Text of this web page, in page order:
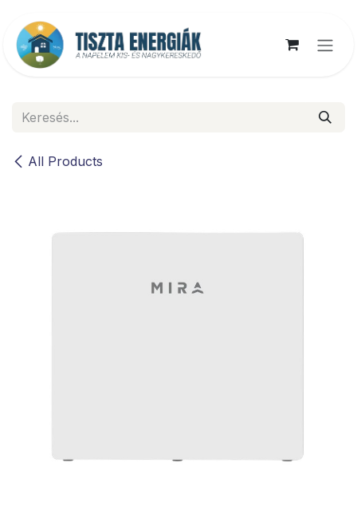
All Products